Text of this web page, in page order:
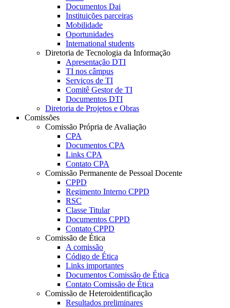
Documentos Dai
Instituições parceiras
Mobilidade
Oportunidades
International students
Diretoria de Tecnologia da Informação
Apresentação DTI
TI nos câmpus
Serviços de TI
Comitê Gestor de TI
Documentos DTI
Diretoria de Projetos e Obras
Comissões
Comissão Própria de Avaliação
CPA
Documentos CPA
Links CPA
Contato CPA
Comissão Permanente de Pessoal Docente
CPPD
Regimento Interno CPPD
RSC
Classe Titular
Documentos CPPD
Contato CPPD
Comissão de Ética
A comissão
Código de Ética
Links importantes
Documentos Comissão de Ética
Contato Comissão de Ética
Comissão de Heteroidentificação
Resultados preliminares